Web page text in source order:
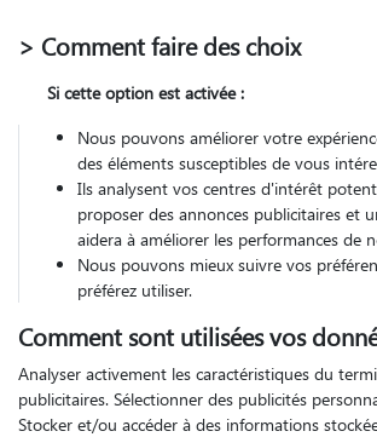
2
> Comment faire des choix
Si cette option est activée :
Nous pouvons améliorer votre
des éléments susceptibles de vous
Ils analysent vos centres d'intérêt
proposer des annonces publicitaires et
aidera à améliorer les performances de
Nous pouvons mieux suivre vos
préférez utiliser.
Comment sont utilisées vos
Analyser activement les caractéristiques du
publicitaires. Sélectionner des publicités
Stocker et/ou accéder à des informations